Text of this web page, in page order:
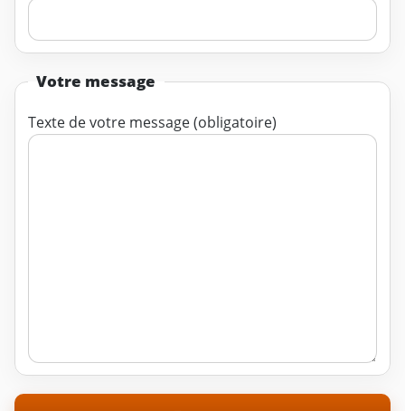
Votre message
Texte de votre message (obligatoire)